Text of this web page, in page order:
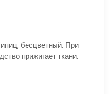
бесцветный. При
прижигает ткани.